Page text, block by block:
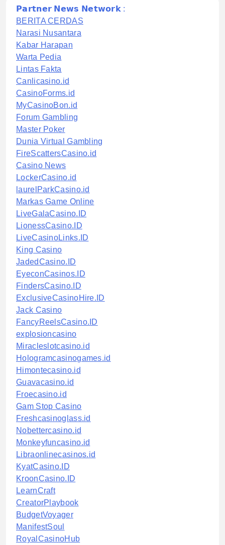
𝗣𝗮𝗿𝘁𝗻𝗲𝗿 𝗡𝗲𝘄𝘀 𝗡𝗲𝘁𝘄𝗼𝗿𝗸 :
BERITA CERDAS
Narasi Nusantara
Kabar Harapan
Warta Pedia
Lintas Fakta
Canlicasino.id
CasinoForms.id
MyCasinoBon.id
Forum Gambling
Master Poker
Dunia Virtual Gambling
FireScattersCasino.id
Casino News
LockerCasino.id
laurelParkCasino.id
Markas Game Online
LiveGalaCasino.ID
LionessCasino.ID
LiveCasinoLinks.ID
King Casino
JadedCasino.ID
EyeconCasinos.ID
FindersCasino.ID
ExclusiveCasinoHire.ID
Jack Casino
FancyReelsCasino.ID
explosioncasino
Miracleslotcasino.id
Hologramcasinogames.id
Himontecasino.id
Guavacasino.id
Froecasino.id
Gam Stop Casino
Freshcasinoglass.id
Nobettercasino.id
Monkeyfuncasino.id
Libraonlinecasinos.id
KyatCasino.ID
KroonCasino.ID
LearnCraft
CreatorPlaybook
BudgetVoyager
ManifestSoul
RoyalCasinoHub